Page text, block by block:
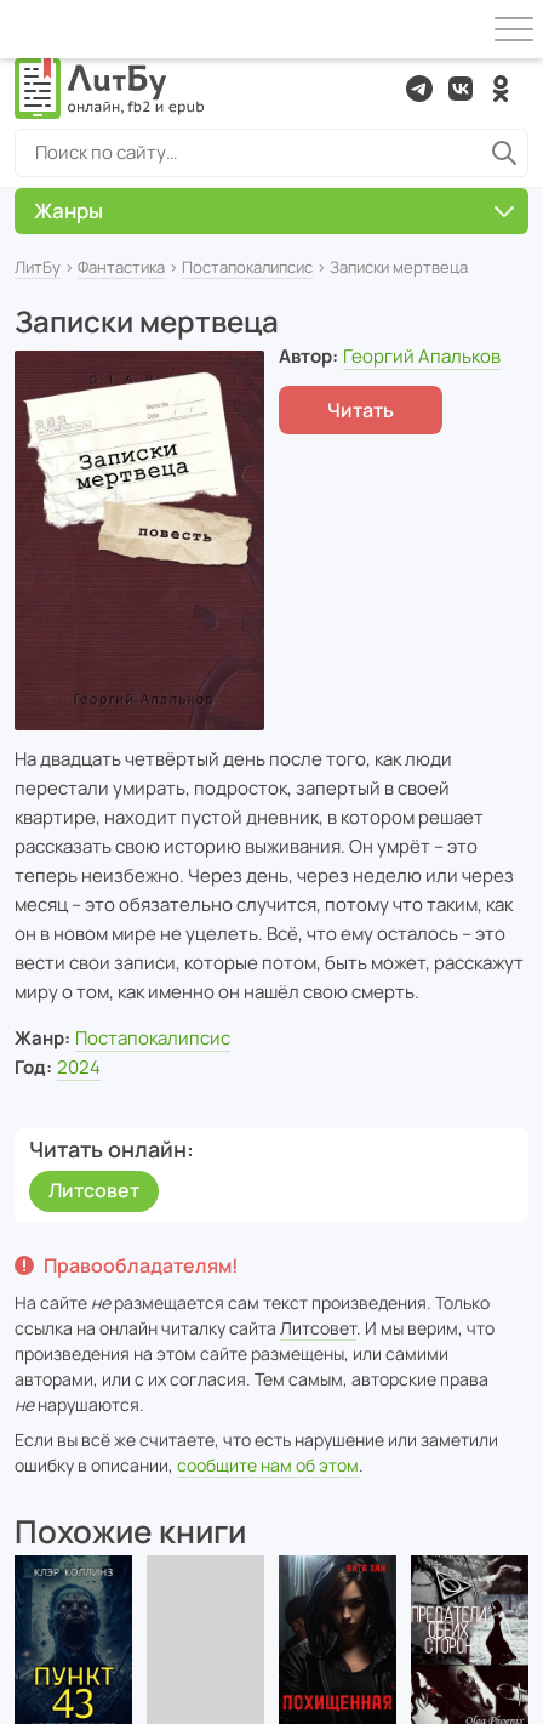
ЛитБу › Фантастика › Постапокалипсис › Записки мертвеца
Записки мертвеца
Автор: Георгий Апальков
Читать
На двадцать четвёртый день после того, как люди
перестали умирать, подросток, запертый в своей
квартире, находит пустой дневник, в котором решает
рассказать свою историю выживания. Он умрёт – это
теперь неизбежно. Через день, через неделю или через
месяц – это обязательно случится, потому что таким, как
он в новом мире не уцелеть. Всё, что ему осталось – это
вести свои записи, которые потом, быть может, расскажут
миру о том, как именно он нашёл свою смерть.
Жанр: Постапокалипсис
Год: 2024
Читать онлайн
Литсовет
Правообладателям!
На сайте неразмещается сам текст произведения. Только
ссылка на онлайн читалку сайта Литсовет. И мы верим, что
произведения на этом сайте размещены, или самими
авторами, или с их согласия. Тем самым, авторские права
ненарушаются.
Если вы всё же считаете, что есть нарушение или заметили
ошибку в описании, сообщите нам об этом.
Похожие книги
Жанры